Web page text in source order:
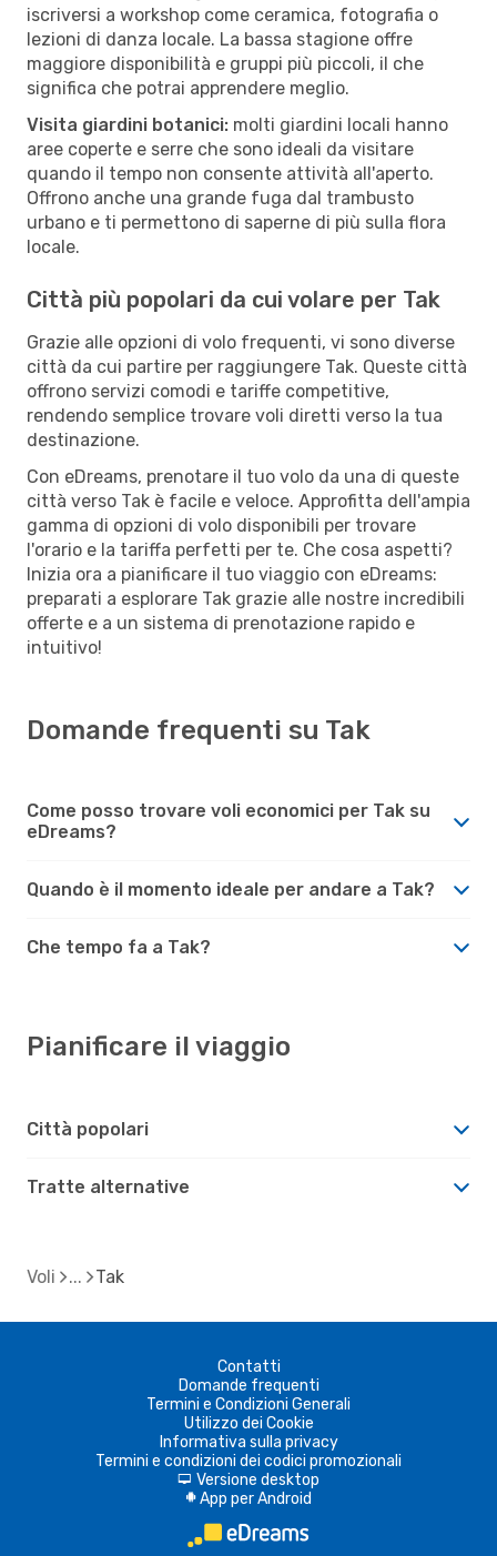
iscriversi a workshop come ceramica, fotografia o
lezioni di danza locale. La bassa stagione offre
maggiore disponibilità e gruppi più piccoli, il che
significa che potrai apprendere meglio.
Visita giardini botanici: molti giardini locali hanno
aree coperte e serre che sono ideali da visitare
quando il tempo non consente attività all'aperto.
Offrono anche una grande fuga dal trambusto
urbano e ti permettono di saperne di più sulla flora
locale.
Città più popolari da cui volare per Tak
Grazie alle opzioni di volo frequenti, vi sono diverse
città da cui partire per raggiungere Tak. Queste città
offrono servizi comodi e tariffe competitive,
rendendo semplice trovare voli diretti verso la tua
destinazione.
Con eDreams, prenotare il tuo volo da una di queste
città verso Tak è facile e veloce. Approfitta dell'ampia
gamma di opzioni di volo disponibili per trovare
l'orario e la tariffa perfetti per te. Che cosa aspetti?
Inizia ora a pianificare il tuo viaggio con eDreams:
preparati a esplorare Tak grazie alle nostre incredibili
offerte e a un sistema di prenotazione rapido e
intuitivo!
Domande frequenti su Tak
Come posso trovare voli economici per Tak su
eDreams?
Quando è il momento ideale per andare a Tak?
Che tempo fa a Tak?
Pianificare il viaggio
Città popolari
Tratte alternative
Voli Tak
Contatti
Domande frequenti
Termini e Condizioni Generali
Utilizzo dei Cookie
Informativa sulla privacy
Termini e condizioni dei codici promozionali
d Versione desktop
A App per Android